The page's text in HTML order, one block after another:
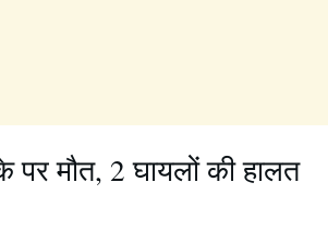
पर मौत, 2 घायलों की हालत